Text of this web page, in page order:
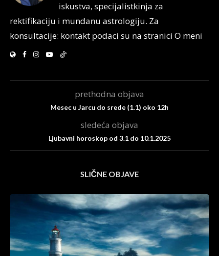
iskustva, specijalistkinja za
rektifikaciju i mundanu astrologiju. Za
konsultacije: kontakt podaci su na stranici O meni
prethodna objava
Mesec u Jarcu do srede (1.1) oko 12h
sledeća objava
Ljubavni horoskop od 3.1 do 10.1.2025
SLIČNE OBJAVE